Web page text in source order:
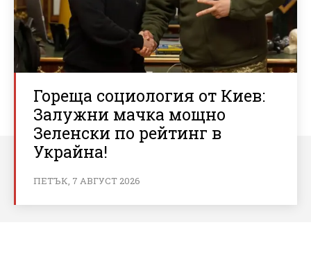
Гореща социология от Киев:
Залужни мачка мощно
Зеленски по рейтинг в
Украйна!
ПЕТЪК, 7 АВГУСТ 2026